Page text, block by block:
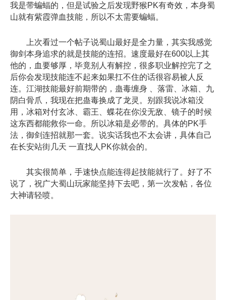
我是带蝙蝠的，但是试验之后发现野猴PK有奇效，本身蜀
山就有紫霞弹血技能，所以不太需要蝙蝠。
上次看过一个帖子说蜀山最好是全力量，其实我感觉
御剑本身追求的就是技能的连招。速度最好在600以上其
他的，血要够厚，毕竟别人有解控，很多职业解控完了之
后你会发现技能连不起来如果扛不住的话很容易被人反
连。江湖技能最好前期带的，蛊毒缠身 、落雷、冰箱、九
阴白骨爪，我现在把蛊毒换成了龙灵。别跟我说冰箱没
用，冰箱对付玄冰、霸王、蝶花在你没无敌、镜子的时候
这东西都能救你一命。所以冰箱是必带的。具体的PK手
法，御剑连招就那一套。说实话我也不太会讲，具体自己
在长安站街几天 一直找人PK你就会的。
其实很简单，手速快点能连得起技能就行了。好了不
说了，祝广大蜀山玩家能坚持下去吧，第一次发帖，各位
大神请轻喷。